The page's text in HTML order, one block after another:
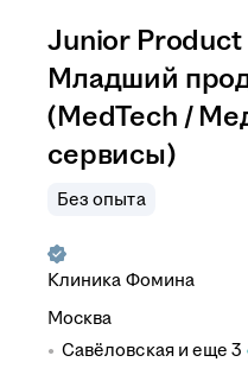
Junior Product
Младший
(MedTech /
сервисы)
Без опыта
Клиника Фомина
Москва
Савёловская и еще 3